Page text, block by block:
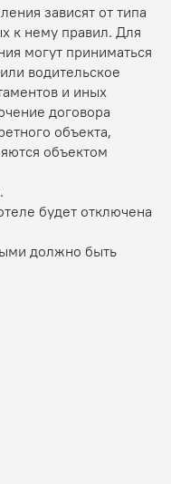
зависят от типа
к нему правил. Для
могут приниматься
водительское
и иных
договора
объекта,
объектом
будет отключена
должно быть